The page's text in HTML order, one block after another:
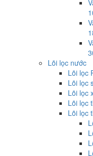
Lõi lọc nước
Lõi lọc
Lõi lọc
Lõi lọc
Lõi lọc
Lõi lọc